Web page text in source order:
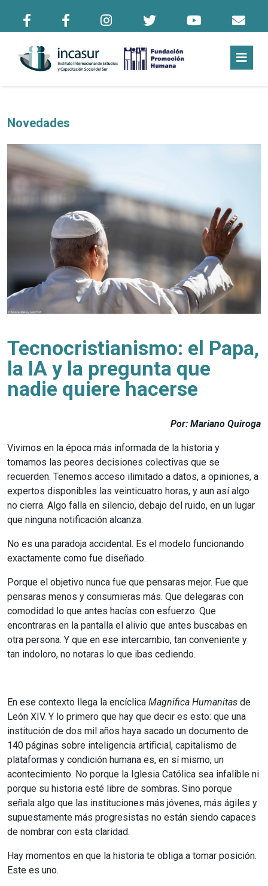
Novedades
Tecnocristianismo: el Papa,
la IA y la pregunta que
nadie quiere hacerse
Por: Mariano Quiroga
Vivimos en la época más informada de la historia y
tomamos las peores decisiones colectivas que se
recuerden. Tenemos acceso ilimitado a datos, a opiniones, a
expertos disponibles las veinticuatro horas, y aun así algo
no cierra. Algo falla en silencio, debajo del ruido, en un lugar
que ninguna notificación alcanza.
No es una paradoja accidental. Es el modelo funcionando
exactamente como fue diseñado.
Porque el objetivo nunca fue que pensaras mejor. Fue que
pensaras menos y consumieras más. Que delegaras con
comodidad lo que antes hacías con esfuerzo. Que
encontraras en la pantalla el alivio que antes buscabas en
otra persona. Y que en ese intercambio, tan conveniente y
tan indoloro, no notaras lo que ibas cediendo.
En ese contexto llega la encíclica Magnifica Humanitas de
León XIV. Y lo primero que hay que decir es esto: que una
institución de dos mil años haya sacado un documento de
140 páginas sobre inteligencia artificial, capitalismo de
plataformas y condición humana es, en sí mismo, un
acontecimiento. No porque la Iglesia Católica sea infalible ni
porque su historia esté libre de sombras. Sino porque
señala algo que las instituciones más jóvenes, más ágiles y
supuestamente más progresistas no están siendo capaces
de nombrar con esta claridad.
Hay momentos en que la historia te obliga a tomar posición.
Este es uno.